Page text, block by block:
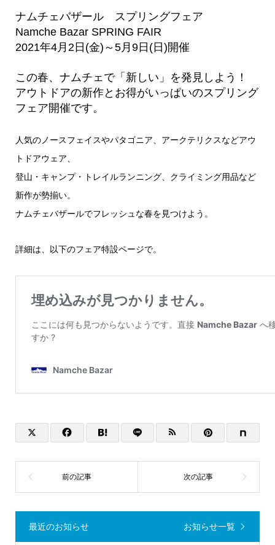
ナムチェバザール スプリングフェア
Namche Bazar SPRING FAIR
2021年4月2日(金)～5月9日(日)開催
この春、ナムチェで「新しい」を発見しよう！
アウトドアの新作とお得がいっぱいのスプリング
フェア開催です。
人気のノースフェイスやパタゴニア、アークテリクスなどアウ
トドアウェア、
登山・キャンプ・トレイルランニング、クライミング用品など
新作が勢揃い。
ナムチェバザールでフレッシュな春を見つけよう。
詳細は、以下のフェア特設ページで。
最近のお知らせ お知らせ一覧